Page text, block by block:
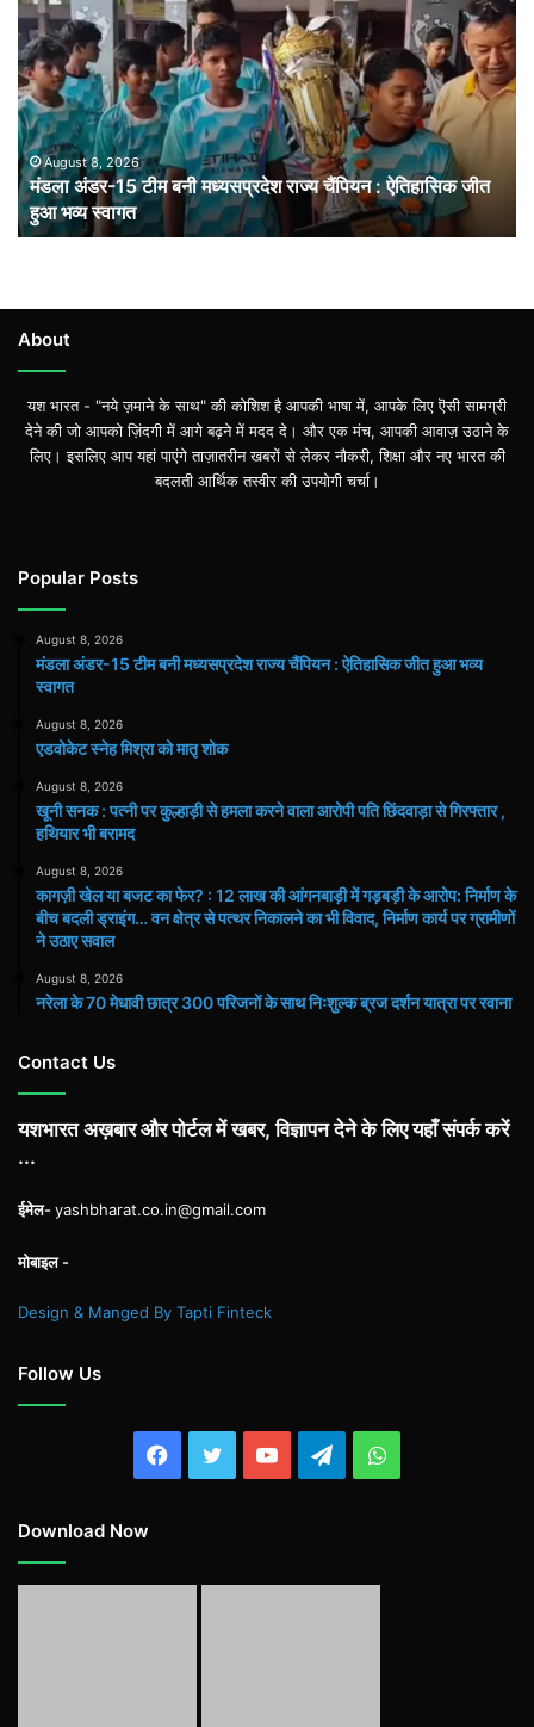
अंडर-15
टीम
बनी
मध्यसप्रदेश
राज्य
चैंपियन
: ऐतिहासिक
जीत
हुआ
भव्य
August 8, 2026
मंडला अंडर-15 टीम बनी मध्यसप्रदेश राज्य चैंपियन : ऐतिहासिक जीत
हुआ भव्य स्वागत
About
यश भारत - "नये ज़माने के साथ" की कोशिश है आपकी भाषा में, आपके लिए ऎसी सामग्री
देने की जो आपको ज़िंदगी में आगे बढ़ने में मदद दे। और एक मंच, आपकी आवाज़ उठाने के
लिए। इसलिए आप यहां पाएंगे ताज़ातरीन खबरों से लेकर नौकरी, शिक्षा और नए भारत की
बदलती आर्थिक तस्वीर की उपयोगी चर्चा।
Popular Posts
August 8, 2026
मंडला अंडर-15 टीम बनी मध्यसप्रदेश राज्य चैंपियन : ऐतिहासिक जीत हुआ भव्य
स्वागत
August 8, 2026
एडवोकेट स्नेह मिश्रा को मातृ शोक
August 8, 2026
खूनी सनक : पत्नी पर कुल्हाड़ी से हमला करने वाला आरोपी पति छिंदवाड़ा से गिरफ्तार ,
हथियार भी बरामद
August 8, 2026
कागज़ी खेल या बजट का फेर? : 12 लाख की आंगनबाड़ी में गड़बड़ी के आरोप: निर्माण के
बीच बदली ड्राइंग… वन क्षेत्र से पत्थर निकालने का भी विवाद, निर्माण कार्य पर ग्रामीणों
ने उठाए सवाल
August 8, 2026
नरेला के 70 मेधावी छात्र 300 परिजनों के साथ निःशुल्क ब्रज दर्शन यात्रा पर रवाना
Contact Us
यशभारत अख़बार और पोर्टल में खबर, विज्ञापन देने के लिए यहाँ संपर्क करें
...
ईमेल-yashbharat.co.in@gmail.com
मोबाइल -
Design & Manged By Tapti Finteck
Follow Us
Facebook
TwitterYouTubeTelegramWhatsApp
Download Now